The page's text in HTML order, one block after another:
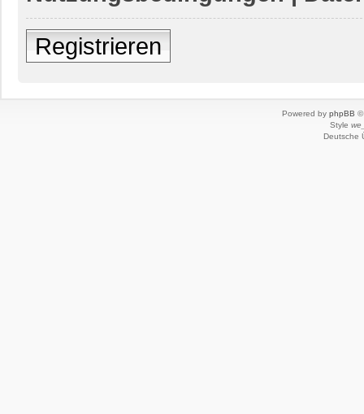
Registrieren
Powered by phpBB ©
Style
Deutsche